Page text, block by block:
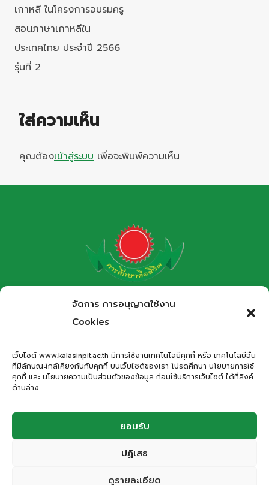
จัดการ การอนุญาตใช้งาน
Cookies
เว็บไซต์ www.kalasinpit.ac.th มีการใช้งานเทคโนโลยีคุกกี้ หรือ เทคโนโลยีอื่น
ที่มีลักษณะใกล้เคียงกันกับคุกกี้ บนเว็บไซต์ของเรา โปรดศึกษา นโยบายการใช้
คุกกี้ และ นโยบายความเป็นส่วนตัวของข้อมูล ก่อนใช้บริการเว็บไซต์ ได้ที่ลิงค์
ด้านล่าง
ยอมรับ
ปฏิเสธ
ดูรายละเอียด
เกาหลี ในโครงการอบรมครู
สอนภาษาเกาหลีใน
ประเทศไทย ประจำปี 2566
รุ่นที่ 2
ใส่ความเห็น
คุณต้องเข้าสู่ระบบ เพื่อจะพิมพ์ความเห็น
โรงเรียนกาฬสินธุ์พิทยาสรรพ์
สำนักงานเขตพื้นที่การศึกษามัธยมศึกษากาฬสินธุ์
ที่อยู่: เลขที่ 66 ถนนอรรถเปศล ตำบลกาฬสินธุ์ อำเภอเมือง
กาฬสินธุ์ จังหวัดกาฬสินธุ์ 46000
office.kps@kalasinpit.ac.th